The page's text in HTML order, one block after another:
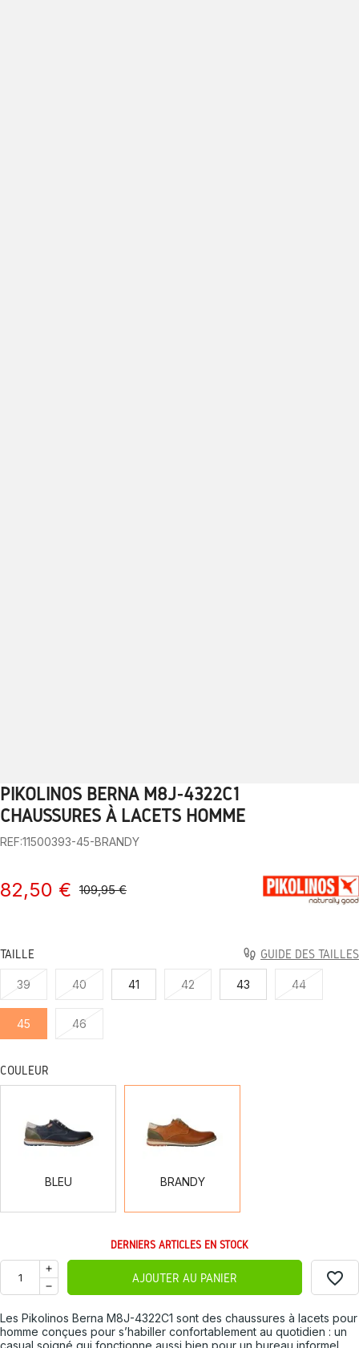
1 2 3 4 5 6 7
PIKOLINOS BERNA M8J-4322C1
CHAUSSURES À LACETS HOMME
REF:11500393-45-BRANDY
82,50 € 109,95 €
TAILLE GUIDE DES TAILLES
39 40 41 42 43 44
45 46
COULEUR
BLEU BRANDY
DERNIERS ARTICLES EN STOCK
AJOUTER AU PANIER favorite_border
Les Pikolinos Berna M8J-4322C1 sont des chaussures à lacets pour
homme conçues pour s’habiller confortablement au quotidien : un
casual soigné qui fonctionne aussi bien pour un bureau informel